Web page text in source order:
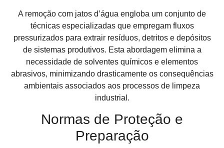
A remoção com jatos d’água engloba um conjunto de
técnicas especializadas que empregam fluxos
pressurizados para extrair resíduos, detritos e depósitos
de sistemas produtivos. Esta abordagem elimina a
necessidade de solventes químicos e elementos
abrasivos, minimizando drasticamente os consequências
ambientais associados aos processos de limpeza
industrial.
Normas de Proteção e
Preparação